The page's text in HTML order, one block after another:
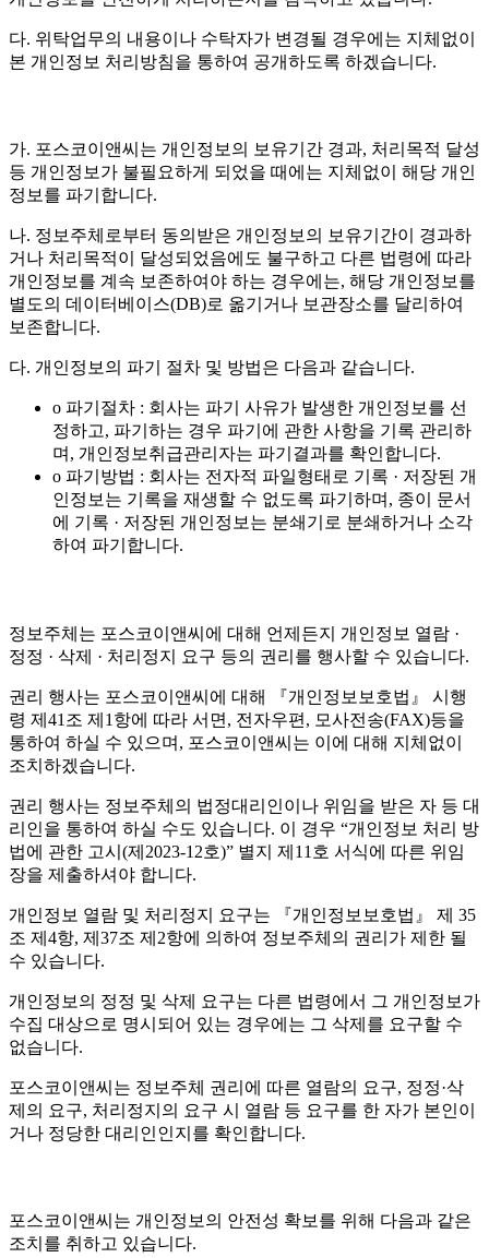
다. 위탁업무의 내용이나 수탁자가 변경될 경우에는 지체없이
본 개인정보 처리방침을 통하여 공개하도록 하겠습니다.
가. 포스코이앤씨는 개인정보의 보유기간 경과, 처리목적 달성
등 개인정보가 불필요하게 되었을 때에는 지체없이 해당 개인
정보를 파기합니다.
나. 정보주체로부터 동의받은 개인정보의 보유기간이 경과하
거나 처리목적이 달성되었음에도 불구하고 다른 법령에 따라
개인정보를 계속 보존하여야 하는 경우에는, 해당 개인정보를
별도의 데이터베이스(DB)로 옮기거나 보관장소를 달리하여
보존합니다.
다. 개인정보의 파기 절차 및 방법은 다음과 같습니다.
o 파기절차 : 회사는 파기 사유가 발생한 개인정보를 선
정하고, 파기하는 경우 파기에 관한 사항을 기록 관리하
며, 개인정보취급관리자는 파기결과를 확인합니다.
o 파기방법 : 회사는 전자적 파일형태로 기록 · 저장된 개
인정보는 기록을 재생할 수 없도록 파기하며, 종이 문서
에 기록 · 저장된 개인정보는 분쇄기로 분쇄하거나 소각
하여 파기합니다.
정보주체는 포스코이앤씨에 대해 언제든지 개인정보 열람 ·
정정 · 삭제 · 처리정지 요구 등의 권리를 행사할 수 있습니다.
권리 행사는 포스코이앤씨에 대해 『개인정보보호법』 시행
령 제41조 제1항에 따라 서면, 전자우편, 모사전송(FAX)등을
통하여 하실 수 있으며, 포스코이앤씨는 이에 대해 지체없이
조치하겠습니다.
권리 행사는 정보주체의 법정대리인이나 위임을 받은 자 등 대
리인을 통하여 하실 수도 있습니다. 이 경우 “개인정보 처리 방
법에 관한 고시(제2023-12호)” 별지 제11호 서식에 따른 위임
장을 제출하셔야 합니다.
개인정보 열람 및 처리정지 요구는 『개인정보보호법』 제 35
조 제4항, 제37조 제2항에 의하여 정보주체의 권리가 제한 될
수 있습니다.
개인정보의 정정 및 삭제 요구는 다른 법령에서 그 개인정보가
수집 대상으로 명시되어 있는 경우에는 그 삭제를 요구할 수
없습니다.
포스코이앤씨는 정보주체 권리에 따른 열람의 요구, 정정·삭
제의 요구, 처리정지의 요구 시 열람 등 요구를 한 자가 본인이
거나 정당한 대리인인지를 확인합니다.
포스코이앤씨는 개인정보의 안전성 확보를 위해 다음과 같은
조치를 취하고 있습니다.